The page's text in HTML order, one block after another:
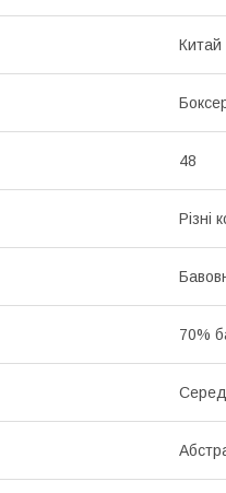
Китай
48
Різні
70%